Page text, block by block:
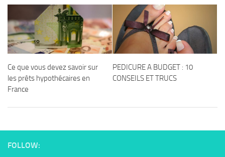
Ce que vous devez savoir sur
les prêts hypothécaires en
France
PEDICURE A BUDGET : 10
CONSEILS ET TRUCS
FOLLOW: